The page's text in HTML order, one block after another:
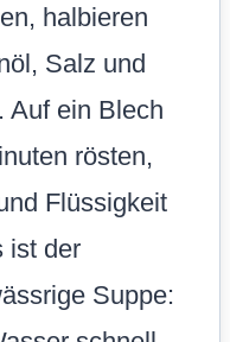
halbieren
Salz und
Auf ein Blech
rösten,
Flüssigkeit
ist der
Suppe: